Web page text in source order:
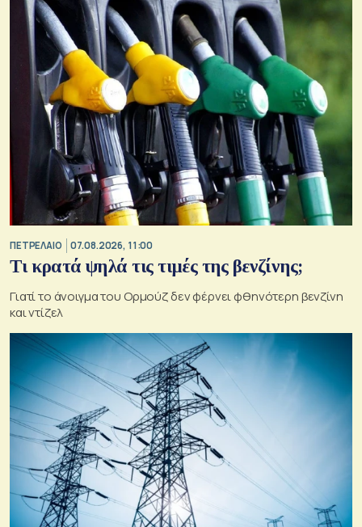
ΠΕΤΡΕΛΑΙΟ 07.08.2026, 11:00
Τι κρατά ψηλά τις τιμές της βενζίνης;
Γιατί το άνοιγμα του Ορμούζ δεν φέρνει φθηνότερη βενζίνη
και ντίζελ